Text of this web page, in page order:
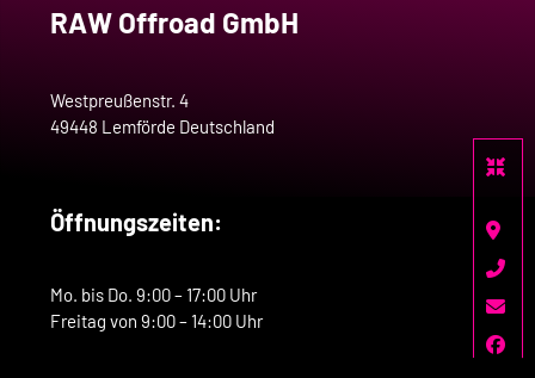
RAW Offroad GmbH
Westpreußenstr. 4
49448 Lemförde Deutschland
Öffnungszeiten:
Mo. bis Do. 9:00 – 17:00 Uhr
Freitag von 9:00 – 14:00 Uhr